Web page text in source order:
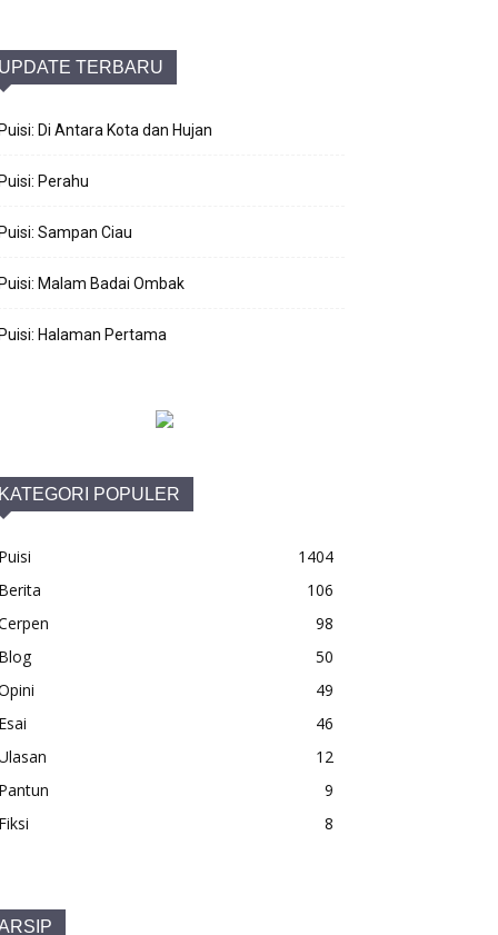
TERBARU
Di Antara Kota dan Hujan
Perahu
Sampan Ciau
Malam Badai Ombak
Halaman Pertama
POPULER
1404
106
98
50
49
46
12
9
8